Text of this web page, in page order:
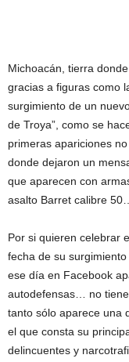
Michoacán, tierra
gracias a figuras como
surgimiento de un
de Troya”, como se
primeras apariciones
donde dejaron un
que aparecen con
asalto Barret calibre
Por si quieren celebrar
fecha de su
ese día en Facebook
autodefensas… no
tanto sólo aparece una
el que consta su
delincuentes y